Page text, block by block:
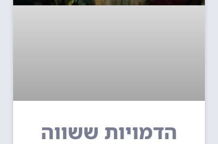
הדמויות ששווה